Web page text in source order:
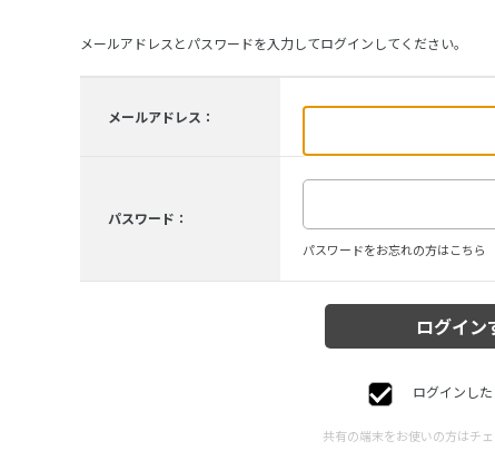
メールアドレスとパスワードを入力してログインしてください。
メールアドレス：
パスワード：
パスワードをお忘れの方はこちら
ログインし
共有の端末をお使いの方はチ